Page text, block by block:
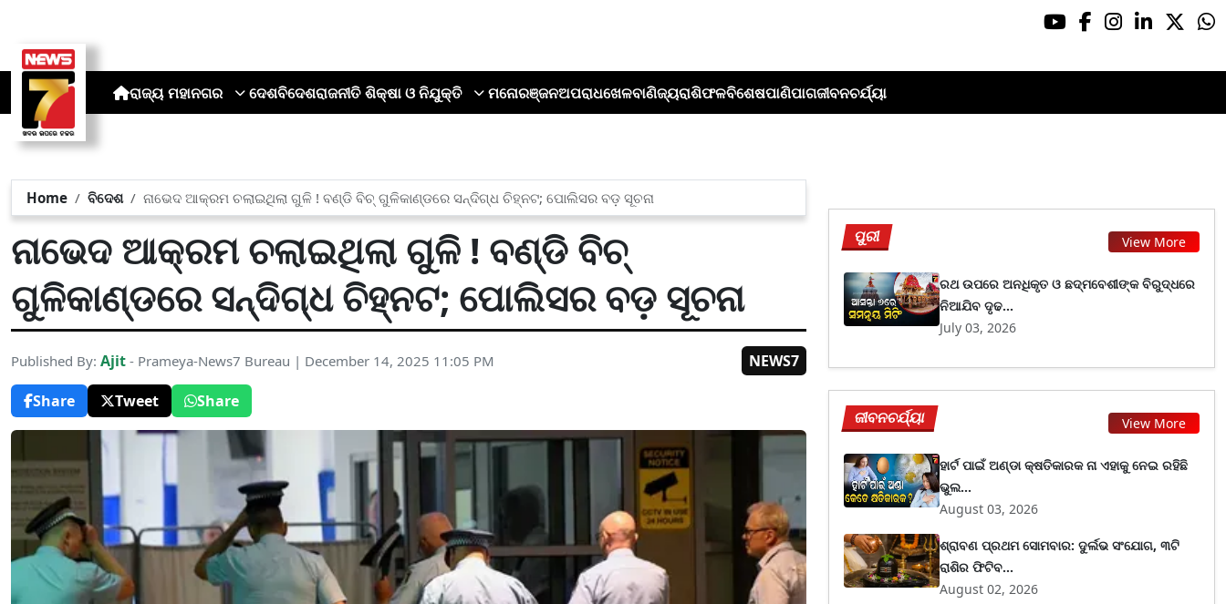
ରାଜ୍ୟ ମହାନଗର ଦେଶବିଦେଶରାଜନୀତି ଶିକ୍ଷା ଓ ନିଯୁକ୍ତି ମନୋରଞ୍ଜନଅପରାଧଖେଳବାଣିଜ୍ୟରାଶିଫଳବିଶେଷପାଣିପାଗଜୀବନଚର୍ଯ୍ୟା
Home ବିଦେଶ ନାଭେଦ ଆକ୍ରମ ଚଲାଇଥିଲା ଗୁଳି ! ବଣ୍ଡି ବିଚ୍ ଗୁଳିକାଣ୍ଡରେ ସନ୍ଦିଗ୍ଧ ଚିହ୍ନଟ; ପୋଲିସର ବଡ଼ ସୂଚନା
ନାଭେଦ ଆକ୍ରମ ଚଲାଇଥିଲା ଗୁଳି ! ବଣ୍ଡି ବିଚ୍
ଗୁଳିକାଣ୍ଡରେ ସନ୍ଦିଗ୍ଧ ଚିହ୍ନଟ; ପୋଲିସର ବଡ଼ ସୂଚନା
Published By: Ajit - Prameya-News7 Bureau | December 14, 2025 11:05 PM
NEWS7
Share
Tweet Share
ପୁରୀ View More
ରଥ ଉପରେ ଅନଧିକୃତ ଓ ଛଦ୍ମବେଶୀଙ୍କ ବିରୁଦ୍ଧରେ
ନିଆଯିବ ଦୃଢ...
July 03, 2026
ଜୀବନଚର୍ଯ୍ୟା View More
ହାର୍ଟ ପାଇଁ ଅଣ୍ଡା କ୍ଷତିକାରକ ନା ଏହାକୁ ନେଇ ରହିଛି
ଭୁଲ...
August 03, 2026
ଶ୍ରାବଣ ପ୍ରଥମ ସୋମବାର: ଦୁର୍ଲଭ ସଂଯୋଗ, ୩ଟି
ରାଶିର ଫିଟିବ...
August 02, 2026